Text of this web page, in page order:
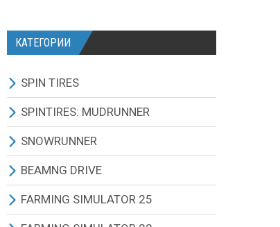
КАТЕГОРИИ
SPIN TIRES
СКАЧАТЬ ИГРУ
ВСЕ МОДЫ
ТЕХНИКА
КАРТЫ
SPINTIRES: MUDRUNNER
ВСЕ МОДЫ
ГРУЗОВИКИ
ВНЕДОРОЖНИКИ
SNOWRUNNER
ВСЕ МОДЫ
ГРУЗОВИКИ
BEAMNG DRIVE
BEAMNG DRIVE ИГРА И
ОБНОВЛЕНИЯ
FARMING SIMULATOR 25